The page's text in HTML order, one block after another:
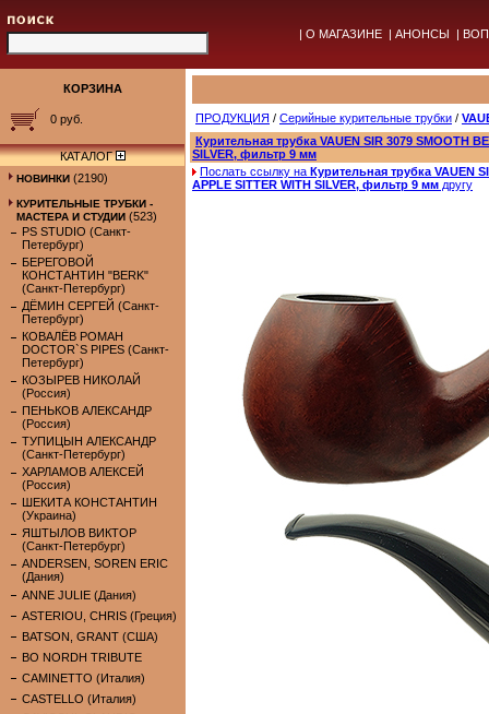
| О МАГАЗИНЕ | АНОНСЫ |
КОРЗИНА
0 руб.
КАТАЛОГ
НОВИНКИ (2190)
КУРИТЕЛЬНЫЕ ТРУБКИ -
МАСТЕРА И СТУДИИ (523)
PS STUDIO (Санкт-
Петербург)
БЕРЕГОВОЙ
КОНСТАНТИН "BERK"
(Санкт-Петербург)
ДЁМИН СЕРГЕЙ (Санкт-
Петербург)
КОВАЛЁВ РОМАН
DOCTOR`S PIPES (Санкт-
Петербург)
КОЗЫРЕВ НИКОЛАЙ
(Россия)
ПЕНЬКОВ АЛЕКСАНДР
(Россия)
ТУПИЦЫН АЛЕКСАНДР
(Санкт-Петербург)
ХАРЛАМОВ АЛЕКСЕЙ
(Россия)
ШЕКИТА КОНСТАНТИН
(Украина)
ЯШТЫЛОВ ВИКТОР
(Санкт-Петербург)
ANDERSEN, SOREN ERIC
(Дания)
ANNE JULIE (Дания)
ASTERIOU, CHRIS (Греция)
BATSON, GRANT (США)
BO NORDH TRIBUTE
CAMINETTO (Италия)
CASTELLO (Италия)
ПРОДУКЦИЯ / Серийные курительные трубки /
Курительная трубка VAUEN SIR 3079 SMOOTH
SILVER, фильтр 9 мм
Послать ссылку на Курительная трубка VAUEN
APPLE SITTER WITH SILVER, фильтр 9 мм другу